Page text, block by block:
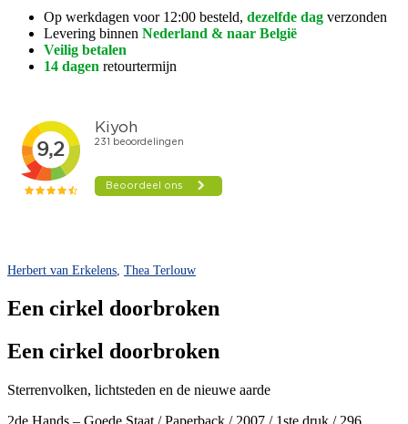
Op werkdagen voor 12:00 besteld, dezelfde dag verzonden
Levering binnen Nederland & naar België
Veilig betalen
14 dagen retourtermijn
Herbert van Erkelens, Thea Terlouw
Een cirkel doorbroken
Een cirkel doorbroken
Sterrenvolken, lichtsteden en de nieuwe aarde